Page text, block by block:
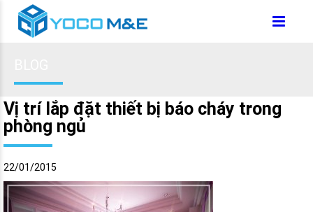
Vị trí lắp đặt thiết bị báo cháy trong
phòng ngủ
22/01/2015